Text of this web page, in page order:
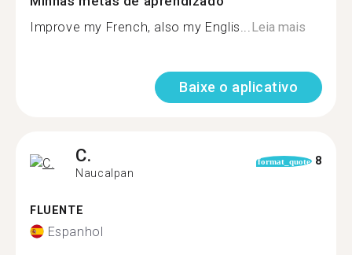
Improve my French, also my Englis...Leia mais
Baixe o aplicativo
C.
Naucalpan
format_quote 8
FLUENTE
Espanhol